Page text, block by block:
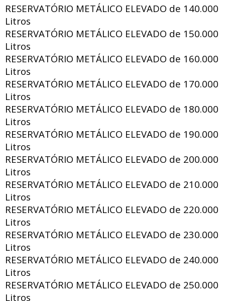
RESERVATÓRIO METÁLICO ELEVADO de 140.000
Litros
RESERVATÓRIO METÁLICO ELEVADO de 150.000
Litros
RESERVATÓRIO METÁLICO ELEVADO de 160.000
Litros
RESERVATÓRIO METÁLICO ELEVADO de 170.000
Litros
RESERVATÓRIO METÁLICO ELEVADO de 180.000
Litros
RESERVATÓRIO METÁLICO ELEVADO de 190.000
Litros
RESERVATÓRIO METÁLICO ELEVADO de 200.000
Litros
RESERVATÓRIO METÁLICO ELEVADO de 210.000
Litros
RESERVATÓRIO METÁLICO ELEVADO de 220.000
Litros
RESERVATÓRIO METÁLICO ELEVADO de 230.000
Litros
RESERVATÓRIO METÁLICO ELEVADO de 240.000
Litros
RESERVATÓRIO METÁLICO ELEVADO de 250.000
Litros